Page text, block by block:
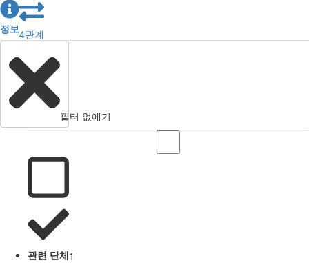
정보4관계
필터 없애기
관련 단체1